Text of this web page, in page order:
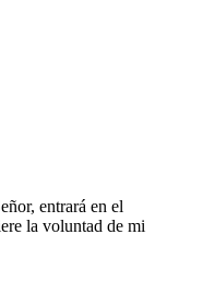
entrará en el
la voluntad de mi